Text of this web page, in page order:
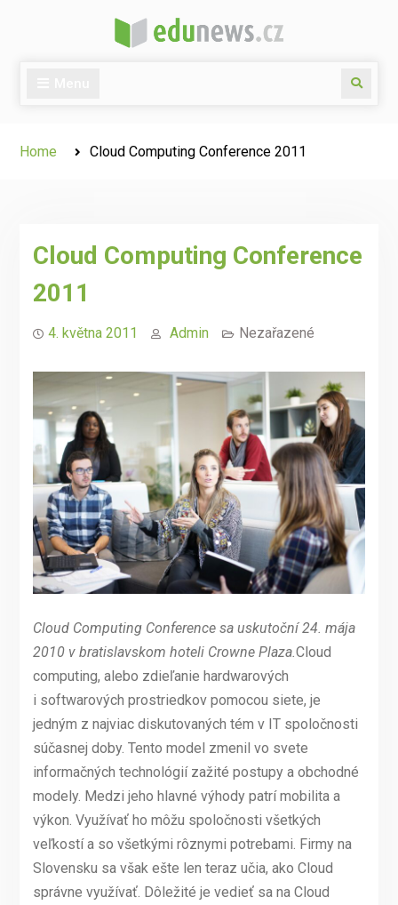
Search
Home Cloud Computing Conference 2011
Cloud Computing Conference
2011
4. května 2011 Admin Nezařazené
Cloud Computing Conference sa uskutoční 24. mája
2010 v bratislavskom hoteli Crowne Plaza. Cloud
computing, alebo zdieľanie hardwarových
i softwarových prostriedkov pomocou siete, je
jedným z najviac diskutovaných tém v IT spoločnosti
súčasnej doby. Tento model zmenil vo svete
informačných technológií zažité postupy a obchodné
modely. Medzi jeho hlavné výhody patrí mobilita a
výkon. Využívať ho môžu spoločnosti všetkých
veľkostí a so všetkými rôznymi potrebami. Firmy na
Slovensku sa však ešte len teraz učia, ako Cloud
správne využívať. Dôležité je vedieť sa na Cloud